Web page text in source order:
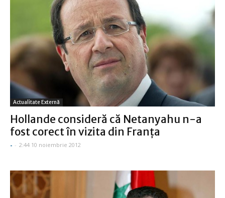
Actualitate Externă
Hollande consideră că Netanyahu n-a
fost corect în vizita din Franţa
- - 2:44 10 noiembrie 2012